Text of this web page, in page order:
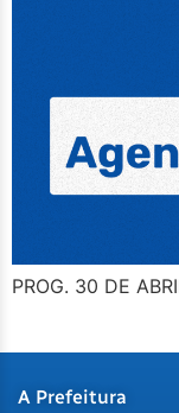
PROG. 30 DE
A Prefeitura